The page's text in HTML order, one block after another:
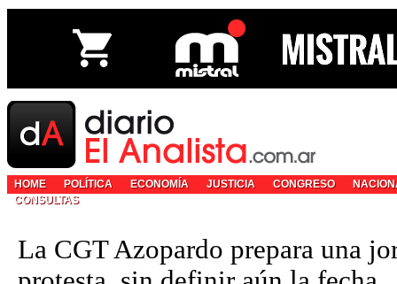
HOME POLÍTICA ECONOMÍA JUSTICIA CONGRESO
CONSULTAS
La CGT Azopardo prepara una